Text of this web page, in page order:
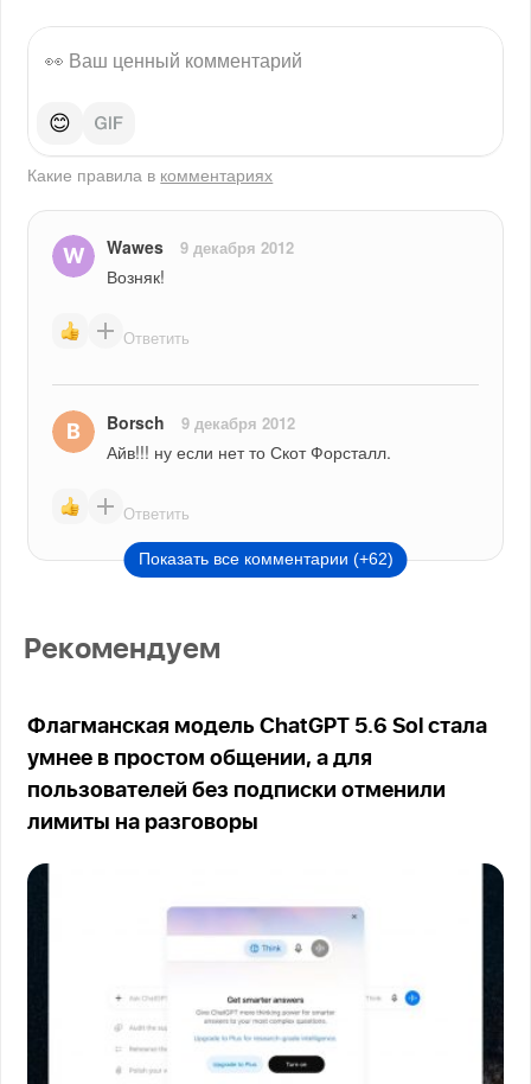
😊
Какие правила в комментариях
Wawes 9 декабря 2012
Возняк!
Ответить
Borsch 9 декабря 2012
Айв!!! ну если нет то Скот Форсталл.
Ответить
Показать все комментарии (+62)
Рекомендуем
Флагманская модель ChatGPT 5.6 Sol стала
умнее в простом общении, а для
пользователей без подписки отменили
лимиты на разговоры